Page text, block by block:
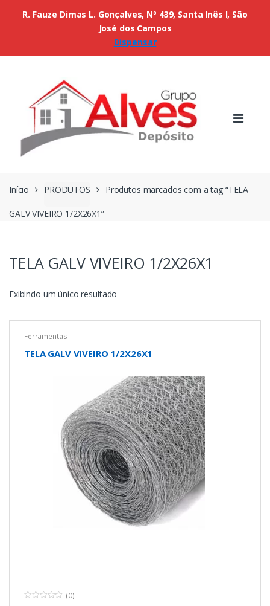
Início PRODUTOS Produtos marcados com a tag “TELA
GALV VIVEIRO 1/2X26X1”
TELA GALV VIVEIRO 1/2X26X1
Exibindo um único resultado
Ferramentas
TELA GALV VIVEIRO 1/2X26X1
(0)
R. Fauze Dimas L. Gonçalves, Nº 439, Santa Inês I, São
José dos Campos
Dispensar